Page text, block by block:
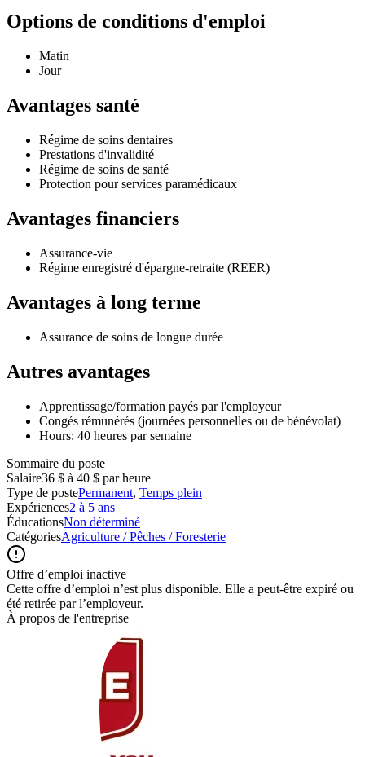
Options de conditions d'emploi
Matin
Jour
Avantages santé
Régime de soins dentaires
Prestations d'invalidité
Régime de soins de santé
Protection pour services paramédicaux
Avantages financiers
Assurance-vie
Régime enregistré d'épargne-retraite (REER)
Avantages à long terme
Assurance de soins de longue durée
Autres avantages
Apprentissage/formation payés par l'employeur
Congés rémunérés (journées personnelles ou de bénévolat)
Hours: 40 heures par semaine
Sommaire du poste
Salaire36 $ à 40 $ par heure
Type de postePermanent, Temps plein
Expériences2 à 5 ans
ÉducationsNon déterminé
CatégoriesAgriculture / Pêches / Foresterie
Offre d’emploi inactive
Cette offre d’emploi n’est plus disponible. Elle a peut-être expiré ou
été retirée par l’employeur.
À propos de l'entreprise